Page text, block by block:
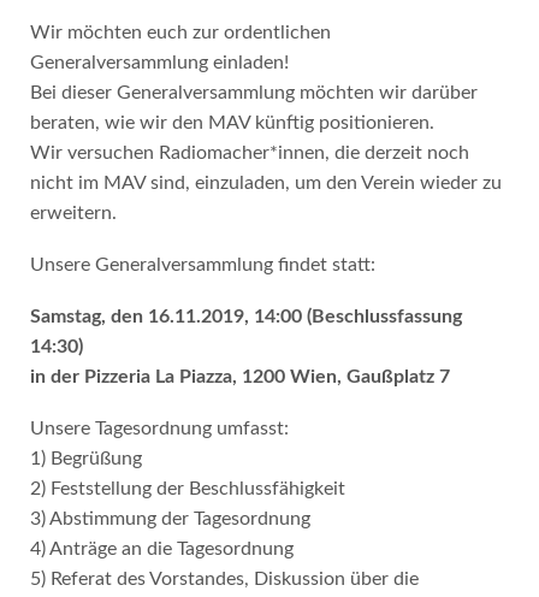
Wir möchten euch zur ordentlichen
Generalversammlung einladen!
Bei dieser Generalversammlung möchten wir darüber
beraten, wie wir den MAV künftig positionieren.
Wir versuchen Radiomacher*innen, die derzeit noch
nicht im MAV sind, einzuladen, um den Verein wieder zu
erweitern.
Unsere Generalversammlung findet statt:
Samstag, den 16.11.2019, 14:00 (Beschlussfassung
14:30)
in der Pizzeria La Piazza, 1200 Wien, Gaußplatz 7
Unsere Tagesordnung umfasst:
1) Begrüßung
2) Feststellung der Beschlussfähigkeit
3) Abstimmung der Tagesordnung
4) Anträge an die Tagesordnung
5) Referat des Vorstandes, Diskussion über die